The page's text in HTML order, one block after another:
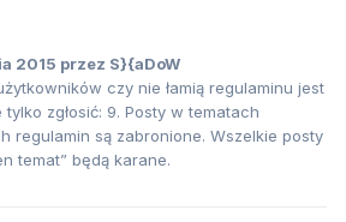
2015 przez S}{aDoW
czy nie łamią regulaminu jest
zgłosić: 9. Posty w tematach
regulamin są zabronione. Wszelkie posty
temat” będą karane.